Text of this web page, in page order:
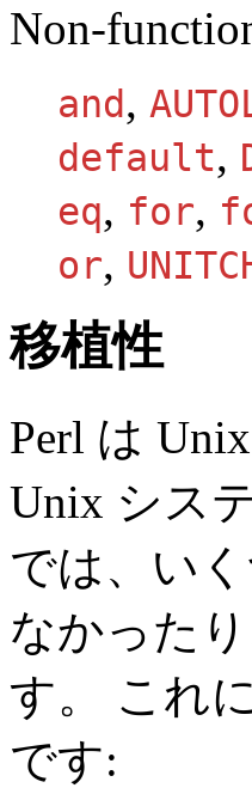
Non-
and,
default,
eq, for,
or,
移植性
Perl は
Unix シス
では、い
なかった
す。 これ
です: